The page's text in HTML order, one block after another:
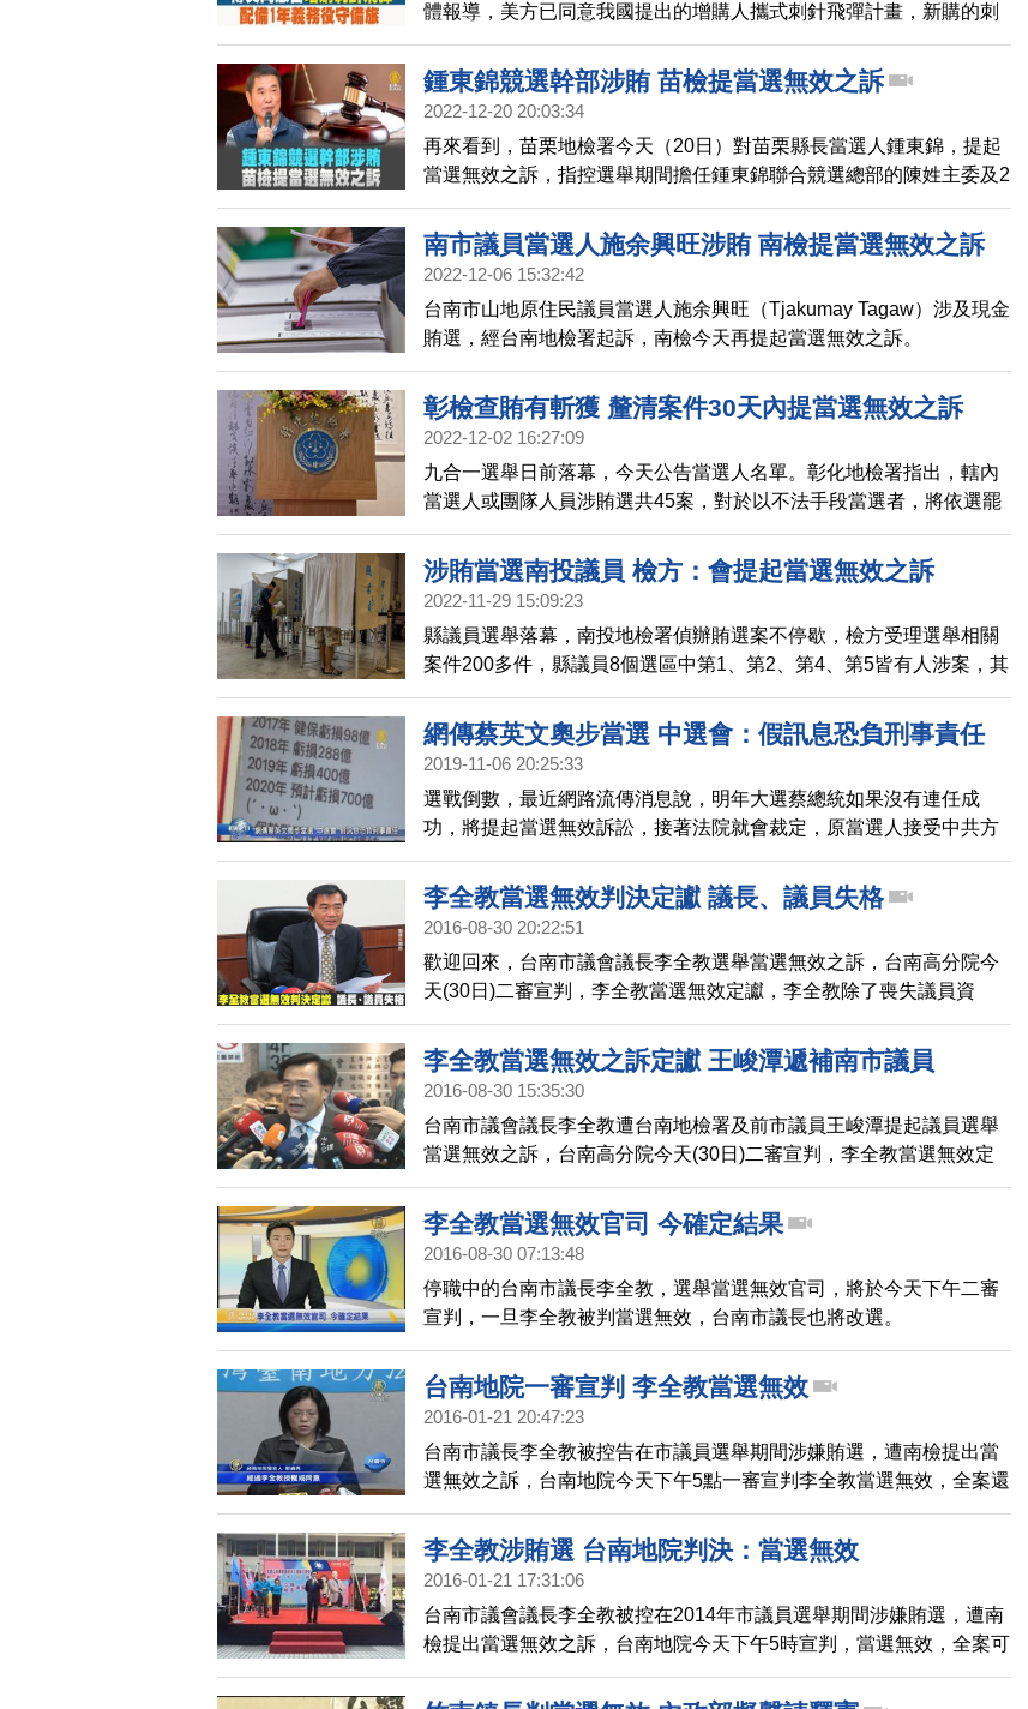
體報導，美方已同意我國提出的增購人攜式刺針飛彈計畫，新購的刺
針飛彈將配屬在一年期義務役為主的守備旅。有學者表示，應指部分
役男可透過操作「模擬器」學習，人攜式刺針飛彈一發成本約需8萬美
元，不可能人人都實彈射擊。
鍾東錦競選幹部涉賄 苗檢提當選無效之訴
2022-12-20 20:03:34
再來看到，苗栗地檢署今天（20日）對苗栗縣長當選人鍾東錦，提起
當選無效之訴，指控選舉期間擔任鍾東錦聯合競選總部的陳姓主委及2
名樁腳，涉及現金買票賄選，除了鍾東錦之外，同案還有謝姓及林姓
大湖鄉民代表當選人、傅姓大湖村長當選人，也都被提起當選無效之
訴。鍾東錦辦公室則聲明表示，感到非常遺憾，指出將蒐集相關證據
檢署，表達嚴重抗議。
南市議員當選人施余興旺涉賄 南檢提當選無效之訴
2022-12-06 15:32:42
台南市山地原住民議員當選人施余興旺（Tjakumay Tagaw）涉及現金
賄選，經台南地檢署起訴，南檢今天再提起當選無效之訴。
彰檢查賄有斬獲 釐清案件30天內提當選無效之訴
2022-12-02 16:27:09
九合一選舉日前落幕，今天公告當選人名單。彰化地檢署指出，轄內
當選人或團隊人員涉賄選共45案，對於以不法手段當選者，將依選罷
法於30天內提出當選無效之訴。
涉賄當選南投議員 檢方：會提起當選無效之訴
2022-11-29 15:09:23
縣議員選舉落幕，南投地檢署偵辦賄選案不停歇，檢方受理選舉相關
案件200多件，縣議員8個選區中第1、第2、第4、第5皆有人涉案，其
中有當選者，檢方表示，會提起當選無效之訴。
網傳蔡英文奧步當選 中選會：假訊息恐負刑事責任
2019-11-06 20:25:33
選戰倒數，最近網路流傳消息說，明年大選蔡總統如果沒有連任成
功，將提起當選無效訴訟，接著法院就會裁定，原當選人接受中共方
面資助，改由第二高票當選總統。今天，中選會嚴正澄清，呼籲民眾
不要轉傳、捏造，否則可能負起刑事責任。
李全教當選無效判決定讞 議長、議員失格
2016-08-30 20:22:51
歡迎回來，台南市議會議長李全教選舉當選無效之訴，台南高分院今
天(30日)二審宣判，李全教當選無效定讞，李全教除了喪失議員資
格，同時也喪失議長寶座，台南市長 賴清德隨後也召開記者會，表示
判決結果出爐，證明邪不勝正。
李全教當選無效之訴定讞 王峻潭遞補南市議員
2016-08-30 15:35:30
台南市議會議長李全教遭台南地檢署及前市議員王峻潭提起議員選舉
當選無效之訴，台南高分院今天(30日)二審宣判，李全教當選無效定
讞。
李全教當選無效官司 今確定結果
2016-08-30 07:13:48
停職中的台南市議長李全教，選舉當選無效官司，將於今天下午二審
宣判，一旦李全教被判當選無效，台南市議長也將改選。
台南地院一審宣判 李全教當選無效
2016-01-21 20:47:23
台南市議長李全教被控告在市議員選舉期間涉嫌賄選，遭南檢提出當
選無效之訴，台南地院今天下午5點一審宣判李全教當選無效，全案還
可上訴。
李全教涉賄選 台南地院判決：當選無效
2016-01-21 17:31:06
台南市議會議長李全教被控在2014年市議員選舉期間涉嫌賄選，遭南
檢提出當選無效之訴，台南地院今天下午5時宣判，當選無效，全案可
上訴。